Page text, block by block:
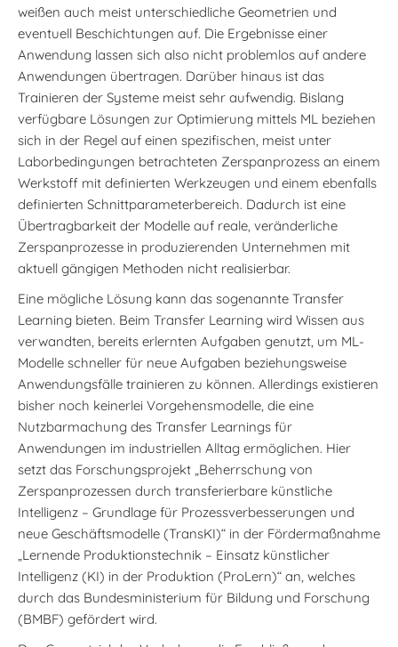
weißen auch meist unterschiedliche Geometrien und
eventuell Beschichtungen auf. Die Ergebnisse einer
Anwendung lassen sich also nicht problemlos auf andere
Anwendungen übertragen. Darüber hinaus ist das
Trainieren der Systeme meist sehr aufwendig. Bislang
verfügbare Lösungen zur Optimierung mittels ML beziehen
sich in der Regel auf einen spezifischen, meist unter
Laborbedingungen betrachteten Zerspanprozess an einem
Werkstoff mit definierten Werkzeugen und einem ebenfalls
definierten Schnittparameterbereich. Dadurch ist eine
Übertragbarkeit der Modelle auf reale, veränderliche
Zerspanprozesse in produzierenden Unternehmen mit
aktuell gängigen Methoden nicht realisierbar.
Eine mögliche Lösung kann das sogenannte Transfer
Learning bieten. Beim Transfer Learning wird Wissen aus
verwandten, bereits erlernten Aufgaben genutzt, um ML-
Modelle schneller für neue Aufgaben beziehungsweise
Anwendungsfälle trainieren zu können. Allerdings existieren
bisher noch keinerlei Vorgehensmodelle, die eine
Nutzbarmachung des Transfer Learnings für
Anwendungen im industriellen Alltag ermöglichen. Hier
setzt das Forschungsprojekt „Beherrschung von
Zerspanprozessen durch transferierbare künstliche
Intelligenz – Grundlage für Prozessverbesserungen und
neue Geschäftsmodelle (TransKI)“ in der Fördermaßnahme
„Lernende Produktionstechnik – Einsatz künstlicher
Intelligenz (KI) in der Produktion (ProLern)“ an, welches
durch das Bundesministerium für Bildung und Forschung
(BMBF) gefördert wird.